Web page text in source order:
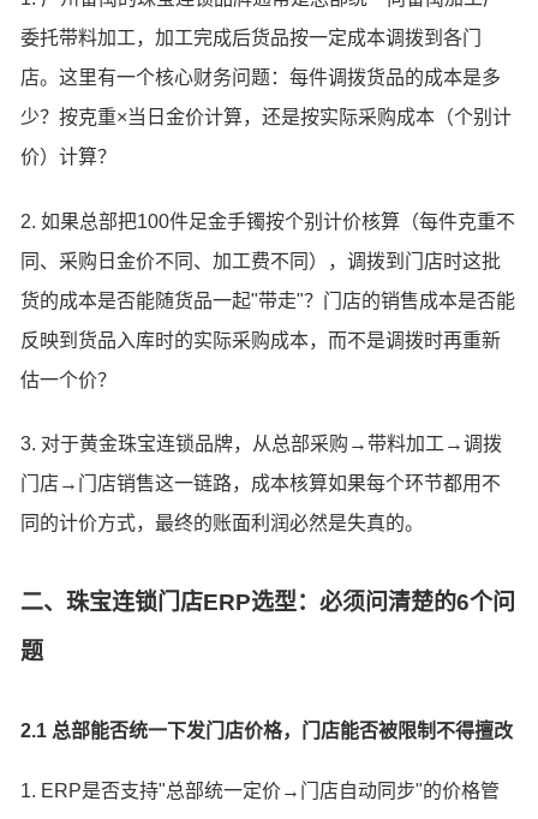
委托带料加工，加工完成后货品按一定成本调拨到各门
店。这里有一个核心财务问题：每件调拨货品的成本是多
少？按克重×当日金价计算，还是按实际采购成本（个别计
价）计算？
2. 如果总部把100件足金手镯按个别计价核算（每件克重不
同、采购日金价不同、加工费不同），调拨到门店时这批
货的成本是否能随货品一起"带走"？门店的销售成本是否能
反映到货品入库时的实际采购成本，而不是调拨时再重新
估一个价？
3. 对于黄金珠宝连锁品牌，从总部采购→带料加工→调拨
门店→门店销售这一链路，成本核算如果每个环节都用不
同的计价方式，最终的账面利润必然是失真的。
二、珠宝连锁门店ERP选型：必须问清楚的6个问
题
2.1 总部能否统一下发门店价格，门店能否被限制不得擅改
1. ERP是否支持"总部统一定价→门店自动同步"的价格管